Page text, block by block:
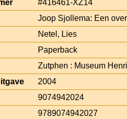
#416461-XZ14
Joop Sjollema: Een
Netel, Lies
Paperback
Zutphen : Museum
2004
9074942024
9789074942027